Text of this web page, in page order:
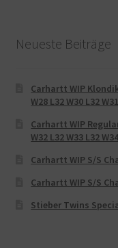
Neueste Beiträge
Carhartt WIP
W28 L32 W30 L32
Carhartt WIP
W32 L32 W33 L32
Carhartt WIP S/S
Carhartt WIP S/S
Stieber Twins